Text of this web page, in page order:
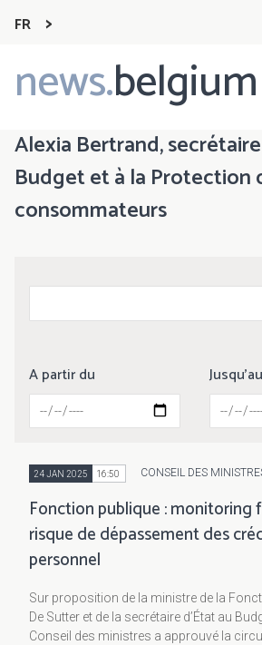
FR
news.belgium
Main
navigation
Alexia Bertrand,
Budget et à la Protection
consommateurs
A partir du Jusqu'au
24 JAN 2025 16:50 CONSEIL DES
Fonction publique : monitoring
risque de dépassement des
personnel
Sur proposition de la ministre de la
De Sutter et de la secrétaire d’État au
Conseil des ministres a approuvé la